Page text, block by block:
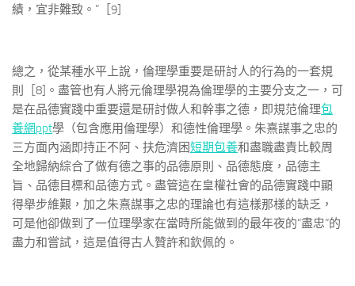
績，宜非難致。”［9]
總之，從某種水平上說，倫理學重要是研討人的行為的一套規
則［8]。盡管也有人將元倫理學視為倫理學的主要分支之一，可
是在品德實踐中重要還是研討做人和幹事之德，即規范倫理包
養網ppt學（包含應用倫理學）和德性倫理學。朱熹謀事之忠的
三方面內涵即持正不阿、扶危濟困短期包養和盡職盡責比較周
全地歸納綜合了做有德之事的品德原則、品德態度，品德主
旨、品德目標和品德方式。盡管這在皇權社會的品德實踐中顯
得舉步維艱，加之朱熹謀事之忠的理論也有這樣那樣的缺乏，
可是他卻做到了一位理學家在當時所能做到的最年夜的“盡忠”的
盡力和嘗試，這是值得古人贊許和欽佩的。